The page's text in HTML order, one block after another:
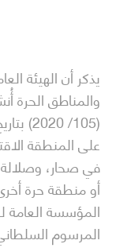
يذكر أن الهيئة
والمناطق الحرة
على المنطقة
في صحار،
أو منطقة حرة
المؤسسة العامة
المرسوم السلطاني رقم